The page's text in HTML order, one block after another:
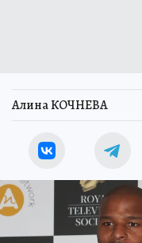
Алина КОЧНЕВА